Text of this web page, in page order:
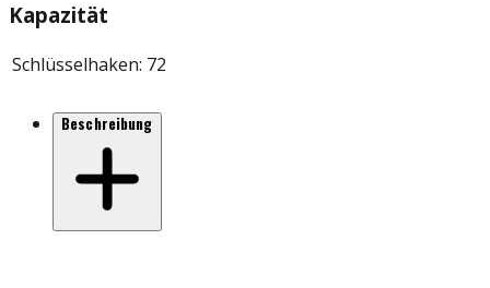
Kapazität
Schlüsselhaken: 72
Beschreibung